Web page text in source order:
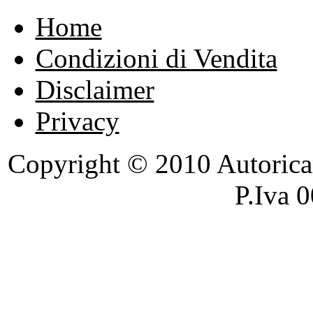
Home
Condizioni di Vendita
Disclaimer
Privacy
Copyright © 2010
P.Iva